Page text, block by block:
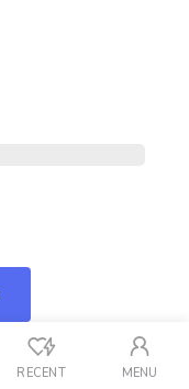
RECENT MENU